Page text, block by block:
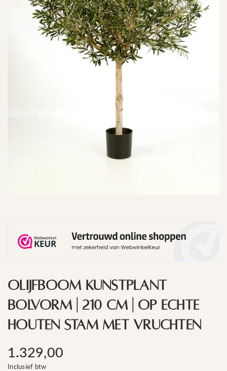
Olijfboom Kunstplant
Bolvorm | 210 Cm | Op Echte
Houten Stam Met Vruchten
Standaard
1.329,00
Inclusief btw